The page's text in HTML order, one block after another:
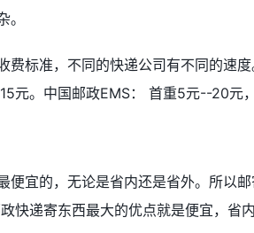
费标准，不同的快递公司有不同的速
元。中国邮政EMS： 首重5元--20元
宜的，无论是省内还是省外。所以邮
快递寄东西最大的优点就是便宜，省